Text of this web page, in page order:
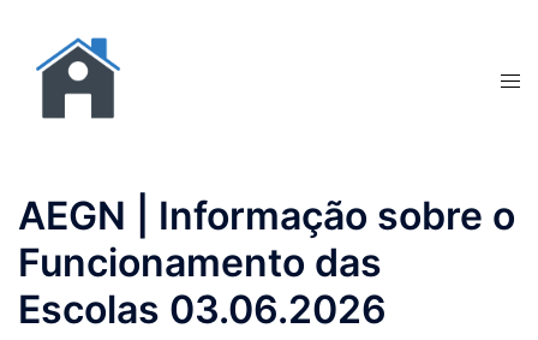
AEGN | Informação sobre o
Funcionamento das
Escolas 03.06.2026